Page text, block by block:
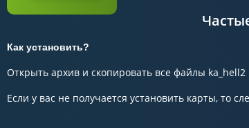
Как установить?
Открыть архив и скопировать все файлы
Если у вас не получается установить карты, то